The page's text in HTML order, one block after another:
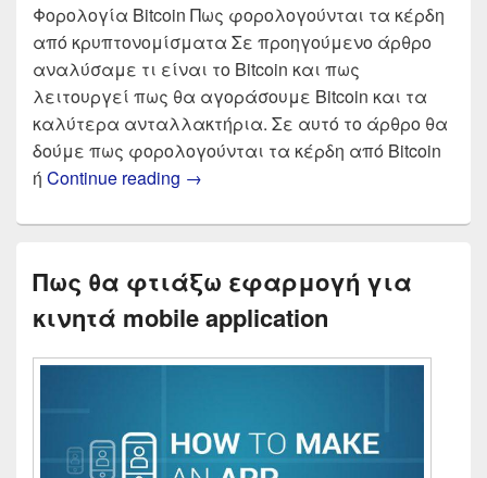
Φορολογία Bitcoin Πως φορολογούνται τα κέρδη
από κρυπτονομίσματα Σε προηγούμενο άρθρο
αναλύσαμε τι είναι το Bitcoin και πως
λειτουργεί πως θα αγοράσουμε Bitcoin και τα
καλύτερα ανταλλακτήρια. Σε αυτό το άρθρο θα
δούμε πως φορολογούνται τα κέρδη από Bitcoin
ή Continue reading Bitcoin φορολογία | Πως
→
Πως θα φτιάξω εφαρμογή για
κινητά mobile application